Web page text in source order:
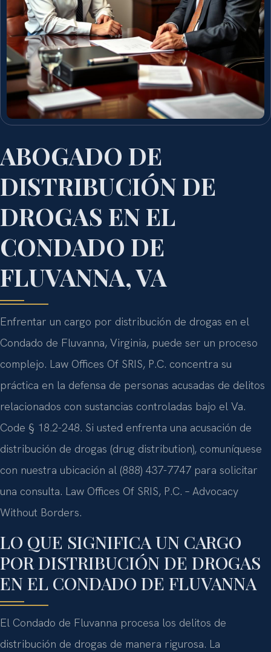
ABOGADO DE
DISTRIBUCIÓN DE
DROGAS EN EL
CONDADO DE
FLUVANNA, VA
Enfrentar un cargo por distribución de drogas en el
Condado de Fluvanna, Virginia, puede ser un proceso
complejo. Law Offices Of SRIS, P.C. concentra su
práctica en la defensa de personas acusadas de delitos
relacionados con sustancias controladas bajo el Va.
Code § 18.2-248. Si usted enfrenta una acusación de
distribución de drogas (drug distribution), comuníquese
con nuestra ubicación al (888) 437-7747 para solicitar
una consulta. Law Offices Of SRIS, P.C. – Advocacy
Without Borders.
LO QUE SIGNIFICA UN CARGO
POR DISTRIBUCIÓN DE DROGAS
EN EL CONDADO DE FLUVANNA
El Condado de Fluvanna procesa los delitos de
distribución de drogas de manera rigurosa. La